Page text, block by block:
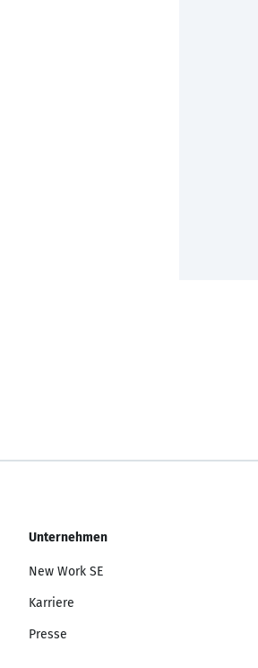
Unternehmen
New Work SE
Karriere
Presse